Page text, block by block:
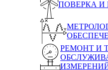
ПОВЕРКА И
РЕМОНТ И